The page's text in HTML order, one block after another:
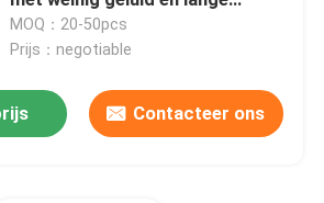
Lagers
siliciumcarbide
levensduur
MOQ：20-50pcs
Prijs：negotiable
Contacteer ons